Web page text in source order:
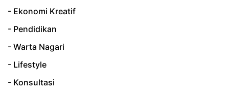
- Ekonomi Kreatif
- Pendidikan
- Warta Nagari
- Lifestyle
- Konsultasi